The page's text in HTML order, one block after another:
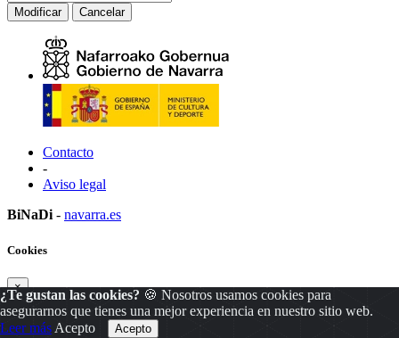
Modificar Cancelar
Contacto
-
Aviso legal
BiNaDi - navarra.es
¿Te gustan las cookies? 🍪 Nosotros usamos cookies para
asegurarnos que tienes una mejor experiencia en nuestro sitio web.
Leer más Acepto
Cookies
×